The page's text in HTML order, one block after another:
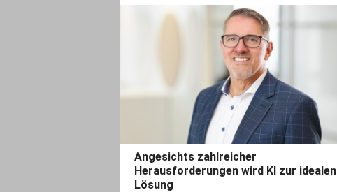
Angesichts zahlreicher
Herausforderungen wird KI zur idealen
Lösung